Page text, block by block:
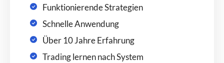
Funktionierende Strategien
Schnelle Anwendung
Über 10 Jahre Erfahrung
Trading lernen nach System